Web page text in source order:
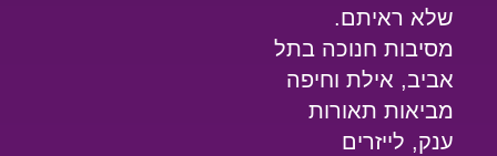
שלא ראיתם.
מסיבות חנוכה בתל
אביב, אילת וחיפה
מביאות תאורות
ענק, לייזרים